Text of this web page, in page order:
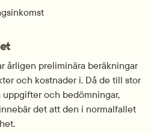
årligen preliminära beräkningar
och kostnader i. Då de till stor
uppgifter och bedömningar,
det att den i normalfallet